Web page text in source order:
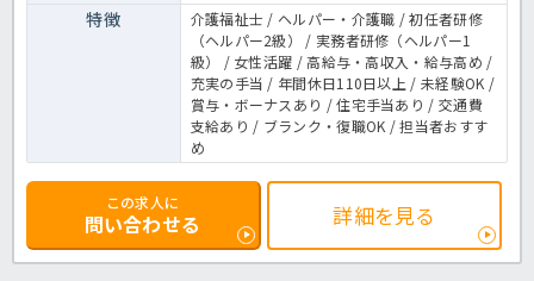
特徴
介護福祉士 / ヘルパー・介護職 / 初任者研修
（ヘルパー2級） / 実務者研修（ヘルパー1
級） / 女性活躍 / 高給与・高収入・給与高め /
充実の手当 / 年間休日110日以上 / 未経験OK /
賞与・ボーナスあり / 住宅手当あり / 交通費
支給あり / ブランク・復職OK / 担当者おすす
め
この求人に
問い合わせる 詳細を見る